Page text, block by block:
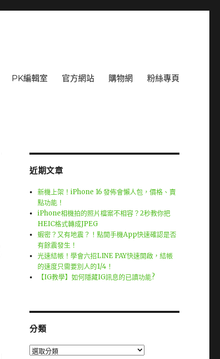
PK編輯室 官方網站 購物網 粉絲專頁
近期文章
新機上架！iPhone 16 發佈會懶人包，價格、賣
點功能！
iPhone相機拍的照片檔案不相容？2秒教你把
HEIC格式轉成JPEG
蝦密？又有地震？！點開手機App快速確認是否
有餘震發生！
光速結帳！學會六招LINE PAY快速開啟，結帳
的速度只需要別人的1/4！
【IG教學】如何隱藏IG訊息的已讀功能?
分類
分